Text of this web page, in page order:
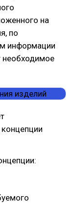
на
по
информации
необходимое